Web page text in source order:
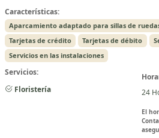
Características:
Aparcamiento adaptado para sillas de
Tarjetas de crédito
Tarjetas de débito
Servicios en las instalaciones
Servicios:
Floristería
24
El